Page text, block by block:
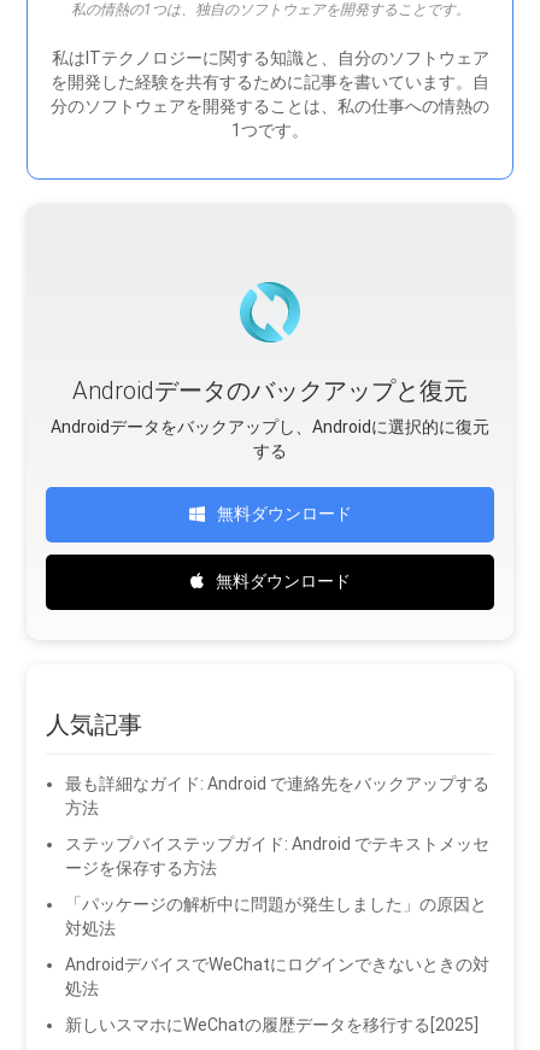
私の情熱の1つは、独自のソフトウェアを開発することです。
私はITテクノロジーに関する知識と、自分のソフトウェア
を開発した経験を共有するために記事を書いています。自
分のソフトウェアを開発することは、私の仕事への情熱の
1つです。
Androidデータのバックアップと復元
Androidデータをバックアップし、Androidに選択的に復元
する
無料ダウンロード
無料ダウンロード
人気記事
最も詳細なガイド: Android で連絡先をバックアップする
方法
ステップバイステップガイド: Android でテキストメッセ
ージを保存する方法
「パッケージの解析中に問題が発生しました」の原因と
対処法
AndroidデバイスでWeChatにログインできないときの対
処法
新しいスマホにWeChatの履歴データを移行する[2025]